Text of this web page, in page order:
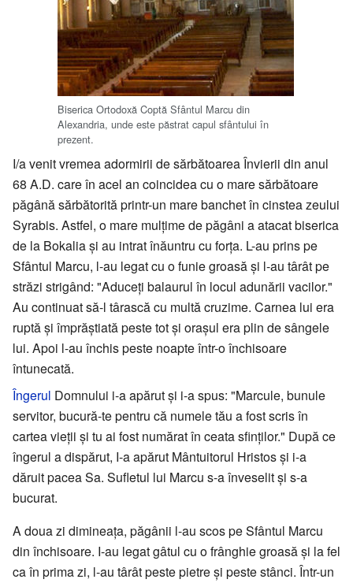
Biserica Ortodoxă Coptă Sfântul Marcu din
Alexandria, unde este păstrat capul sfântului în
prezent.
I/a venit vremea adormirii de sărbătoarea Învierii din anul
68 A.D. care în acel an coincidea cu o mare sărbătoare
păgână sărbătorită printr-un mare banchet în cinstea zeului
Syrabis. Astfel, o mare mulțime de păgâni a atacat biserica
de la Bokalia și au intrat înăuntru cu forța. L-au prins pe
Sfântul Marcu, l-au legat cu o funie groasă și l-au târât pe
străzi strigând: "Aduceți balaurul în locul adunării vacilor."
Au continuat să-l târască cu multă cruzime. Carnea lui era
ruptă și împrăștiată peste tot și orașul era plin de sângele
lui. Apoi l-au închis peste noapte într-o închisoare
întunecată.
Îngerul Domnului i-a apărut și i-a spus: "Marcule, bunule
servitor, bucură-te pentru că numele tău a fost scris în
cartea vieții și tu ai fost numărat în ceata sfinților." După ce
îngerul a dispărut, I-a apărut Mântuitorul Hristos și i-a
dăruit pacea Sa. Sufletul lui Marcu s-a înveselit și s-a
bucurat.
A doua zi dimineața, păgânii l-au scos pe Sfântul Marcu
din închisoare. I-au legat gâtul cu o frânghie groasă și la fel
ca în prima zi, l-au târât peste pietre și peste stânci. Într-un